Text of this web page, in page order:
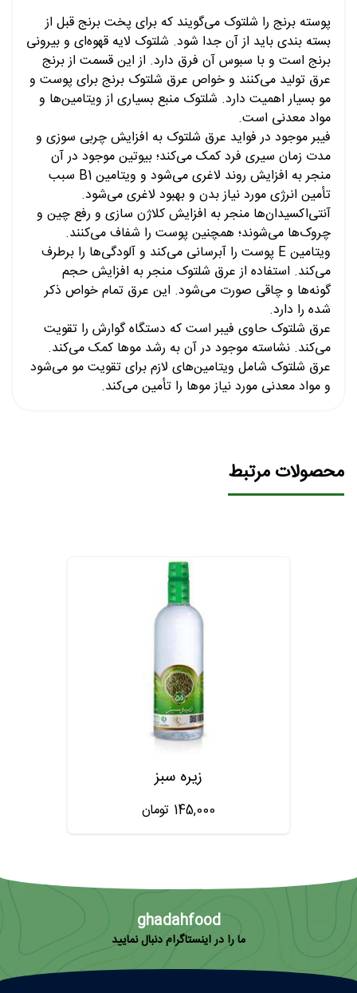
پوسته برنج را شلتوک می‎‌گویند که برای پخت برنج قبل از
بسته بندی باید از آن جدا شود. شلتوک لایه قهوه‌ای و بیرونی
برنج است و با سبوس آن فرق دارد. از این قسمت از برنج
عرق تولید می‌کنند و خواص عرق شلتوک برنج برای پوست و
مو بسیار اهمیت دارد. شلتوک منبع بسیاری از ویتامین‌ها و
مواد معدنی است.
فیبر موجود در فواید عرق شلتوک به افزایش چربی سوزی و
مدت زمان سیری فرد کمک می‌کند؛ بیوتین موجود در آن
منجر به افزایش روند لاغری می‌شود و ویتامین B1 سبب
تأمین انرژی مورد نیاز بدن و بهبود لاغری می‌شود.
آنتی‌اکسیدان‌ها منجر به افزایش کلاژن سازی و رفع چین و
چروک‌ها می‌شوند؛ همچنین پوست را شفاف می‌کنند.
ویتامین E‌ پوست را آبرسانی می‌کند و آلودگی‌ها را برطرف
می‌کند. استفاده از عرق شلتوک منجر به افزایش حجم
گونه‌ها و چاقی صورت می‌شود. این عرق تمام خواص ذکر
شده را دارد.
عرق شلتوک حاوی فیبر است که دستگاه گوارش را تقویت
می‌کند. نشاسته موجود در آن به رشد موها کمک می‌کند.
عرق شلتوک شامل ویتامین‌های لازم برای تقویت مو می‌شود
و مواد معدنی مورد نیاز موها را تأمین می‌کند.
محصولات مرتبط
زیره سبز
145,000 تومان
ghadahfood
ما را در اینستاگرام دنبال نمایید